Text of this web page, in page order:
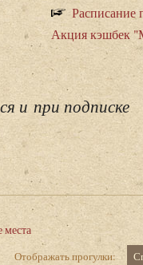
Расписание
Акция кэшбек
и при подписке
места
Отображать прогулки: